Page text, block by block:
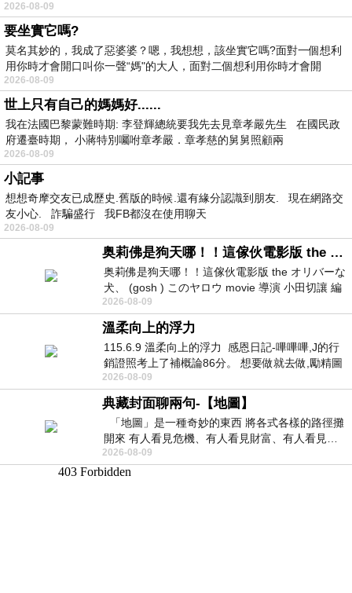
2026-08-09
要坐實它嗎?
莫名其妙的，我成了惡婆婆？嗯，我想想，該坐實它嗎?面對一個想利
用你時才會開口叫你一聲“媽"的大人，面對二個想利用你時才會開
2026-08-09
世上只有自己的媽媽好......
我在法國巴黎蒙難時期: 李登輝總統要我先去見章孝嚴先生 在國民政
府遷臺時期， 小蔣特別囑咐章孝嚴．章孝慈的舅舅照顧兩
2026-08-09
小記事
想想奇摩交友已成歷史.舊版的時候.還有緣分認識到朋友. 現在網路交
友小心. 詐騙盛行 我FB都沒在使用聊天
2026-08-09
奥莉佛是狗天哪！！這傢伙電影版 the オリバーな犬、 (gosh ) このヤロウ movie
奥莉佛是狗天哪！！這傢伙電影版 the オリバーな
犬、 (gosh ) このヤロウ movie 導演 小田切讓 編
劇: 小田切讓 主演: 小田切讓
2026-08-09
溫柔向上的浮力
115.6.9 溫柔向上的浮力 感恩日記-嗶嗶嗶,J的行
銷證照考上了補概論86分。 想要做就去做,勵精圖
治大成功,也是表法,堅持和努力
2026-08-09
典藏封面聊兩句-【地圖】
「地圖」是一種奇妙的東西 將各式各樣的路徑攤
開來 有人看見危機、有人看見財富、有人看見…
從中可以發掘出不同的
2026-08-09